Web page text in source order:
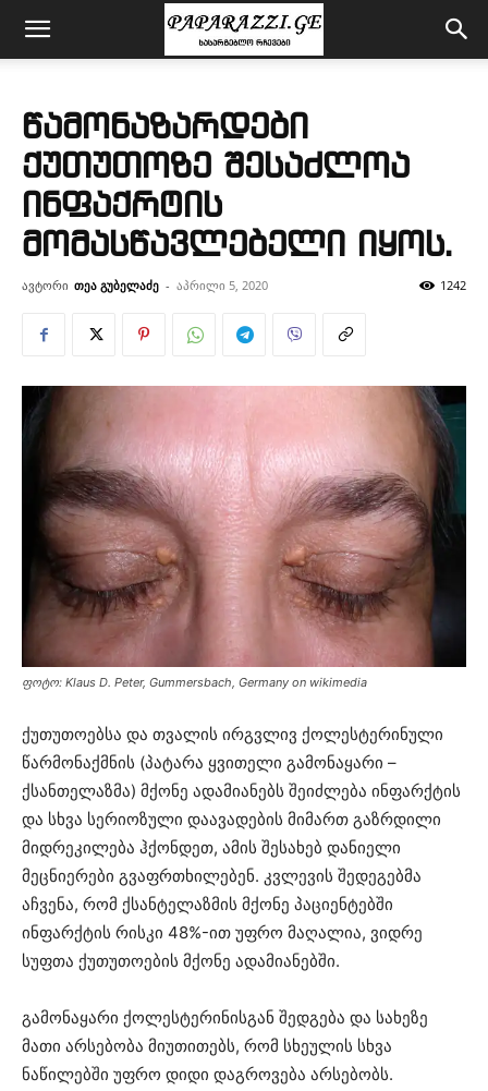
წამონაზარდები
ქუთუთოზე შესაძლოა
ინფაქრტის
მომასწავლებელი იყოს.
ავტორი თეა გუბელაძე - აპრილი 5, 2020 1242
ფოტო: Klaus D. Peter, Gummersbach, Germany on wikimedia
ქუთუთოებსა და თვალის ირგვლივ ქოლესტერინული
წარმონაქმნის (პატარა ყვითელი გამონაყარი –
ქსანთელაზმა) მქონე ადამიანებს შეიძლება ინფარქტის
და სხვა სერიოზული დაავადების მიმართ გაზრდილი
მიდრეკილება ჰქონდეთ, ამის შესახებ დანიელი
მეცნიერები გვაფრთხილებენ. კვლევის შედეგებმა
აჩვენა, რომ ქსანტელაზმის მქონე პაციენტებში
ინფარქტის რისკი 48%-ით უფრო მაღალია, ვიდრე
სუფთა ქუთუთოების მქონე ადამიანებში.
გამონაყარი ქოლესტერინისგან შედგება და სახეზე
მათი არსებობა მიუთითებს, რომ სხეულის სხვა
ნაწილებში უფრო დიდი დაგროვება არსებობს.